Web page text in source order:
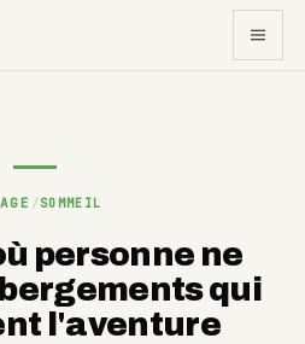
/SOMMEIL
personne ne
qui
l'aventure